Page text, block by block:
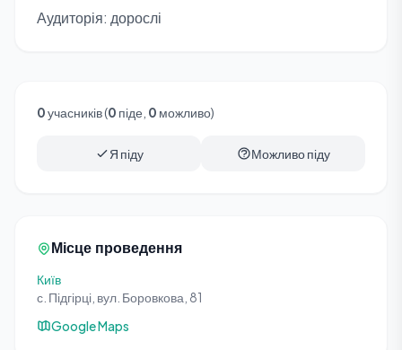
Аудиторія: дорослі
0учасників (0 піде, 0 можливо)
Я піду Можливо піду
Місце проведення
Київ
с. Підгірці, вул. Боровкова, 81
Google Maps